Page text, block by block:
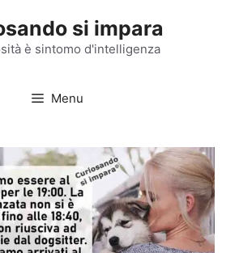
si impara
è sintomo d'intelligenza
Menu